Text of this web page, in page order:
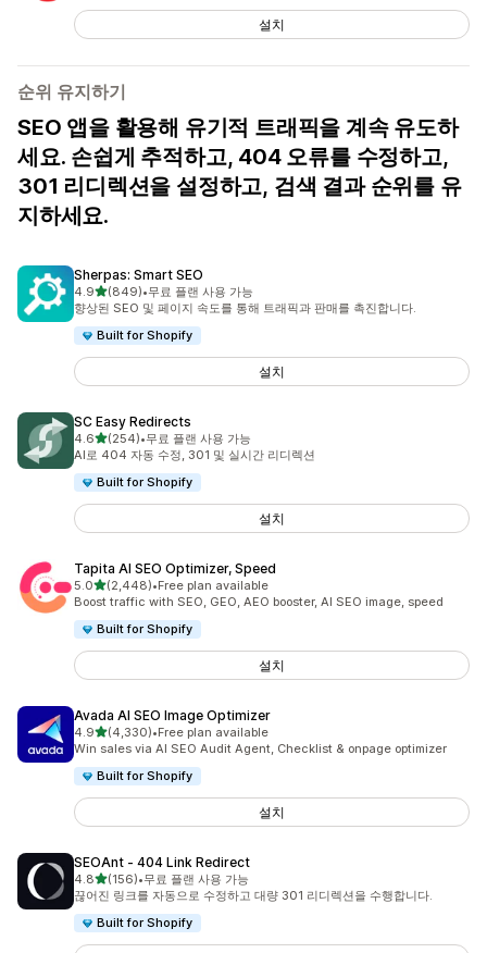
설치
순위 유지하기
SEO 앱을 활용해 유기적 트래픽을 계속 유도하
세요. 손쉽게 추적하고, 404 오류를 수정하고,
301 리디렉션을 설정하고, 검색 결과 순위를 유
지하세요.
Sherpas: Smart SEO
4.9별 5개 중
(849)
총 리뷰 849개
•무료 플랜 사용 가능
향상된 SEO 및 페이지 속도를 통해 트래픽과 판매를 촉진합니다.
Built for Shopify
설치
SC Easy Redirects
4.6별 5개 중
(254)
총 리뷰 254개
•무료 플랜 사용 가능
AI로 404 자동 수정, 301 및 실시간 리디렉션
Built for Shopify
설치
Tapita AI SEO Optimizer, Speed
5.0별 5개 중
(2,448)
총 리뷰 2448개
•Free plan available
Boost traffic with SEO, GEO, AEO booster, AI SEO image, speed
Built for Shopify
설치
Avada AI SEO Image Optimizer
4.9별 5개 중
(4,330)
총 리뷰 4330개
•Free plan available
Win sales via AI SEO Audit Agent, Checklist & onpage optimizer
Built for Shopify
설치
SEOAnt ‑ 404 Link Redirect
4.8별 5개 중
(156)
총 리뷰 156개
•무료 플랜 사용 가능
끊어진 링크를 자동으로 수정하고 대량 301 리디렉션을 수행합니다.
Built for Shopify